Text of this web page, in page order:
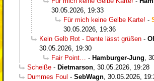
30.05.2026, 19:33
Für mich keine Gelbe Karte! -
30.05.2026, 19:36
Kein Gelb Rot - Dante lässt grüßen -
30.05.2026, 19:30
Fair Point…
- Hamburger-Jung
Scheiße - Dietmarson 30.05.2026, 19:28
Dummes Foul - SebWagn 30.05.2026,